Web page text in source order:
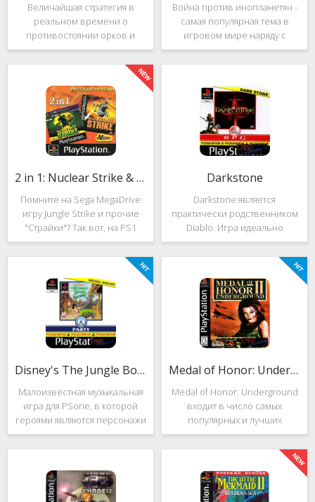
Величайшая стратегия в
реальном времени о
противостоянии орков и
людей. Warcraft 2: The Dark
Saga рассказывает
классическую историю, в
которой идёт битва за
королевство Азерот в мире
Средневековья с
Война против инопланетян -
самая популярная тема в
игровом мире наряду с
войнами против
террористов и зомби. Здесь
народы объединяются в
борьбе с врагом, Земля
рушится, но
2 in 1: Nuclear Strike & Soviet Strike
Помните на Sega MegaDrive
игру Jungle Strike и прочие
"Страйки"? Так вот, на PS1
данная серия продолжила
своё существование. Вышло
ещё 2 "Страйка", где мы всё
так же управляем вертолётом
и уничтожаем
Darkstone
Darkstone является
практически родственником
Diablo. Игра идеально
подойдёт для тех, кто ищет
альтернативу последнему.
Несмотря на то, что эти 2
игры создавались разными
людьми, Darkstone имеет
общие
Disney's The Jungle Book: Groove Party
Малоизвестная музыкальная
игра для PSone, в которой
героями являются персонажи
"Книги джунглей". Это не
платформер и не Action.
оригинален. Перед стартом
вы будете выбирать песню.
Medal of Honor: Underground
Medal of Honor: Underground
входит в число самых
популярных и лучших
шутеров от первого лица для
Sony Playstation. Эта игра
посвящена Второй мировой
войне. Вы будете играть за
девушку Менон. Являясь